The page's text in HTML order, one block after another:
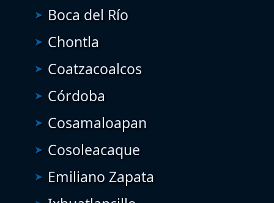
Boca del Río
Chontla
Coatzacoalcos
Córdoba
Cosamaloapan
Cosoleacaque
Emiliano Zapata